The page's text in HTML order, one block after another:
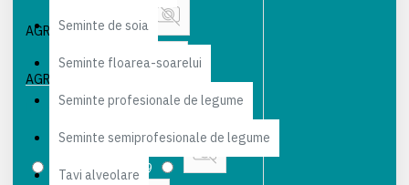
Seminte de soia
Seminte floarea-soarelui
Seminte profesionale de legume
Seminte semiprofesionale de legume
Tavi alveolare
Pachete
Pesticide Portaltoi
Produse ICL Produse
Raticide Saci
AGRO-TIP Germania
AGROLEG VARO SRL
AKPLAS ANTOR
AMBALAJ
500 G 19